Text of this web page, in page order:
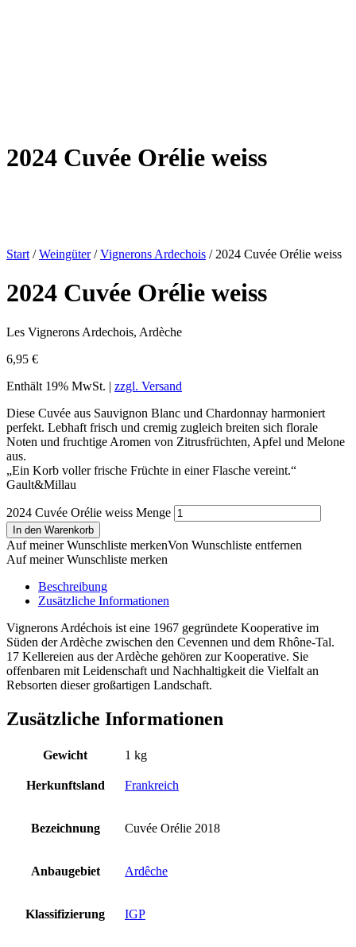
2024 Cuvée Orélie weiss
Start /Weingüter/Vignerons Ardechois / 2024 Cuvée Orélie weiss
2024 Cuvée Orélie weiss
Les Vignerons Ardechois, Ardèche
6,95 €
Enthält 19% MwSt. | zzgl. Versand
Diese Cuvée aus Sauvignon Blanc und Chardonnay harmoniert
perfekt. Lebhaft frisch und cremig zugleich breiten sich florale
Noten und fruchtige Aromen von Zitrusfrüchten, Apfel und Melone
aus.
„Ein Korb voller frische Früchte in einer Flasche vereint.“
Gault&Millau
2024 Cuvée Orélie weiss Menge
In den Warenkorb
Auf meiner Wunschliste merkenVon Wunschliste entfernen
Auf meiner Wunschliste merken
Beschreibung
Zusätzliche Informationen
Vignerons Ardéchois ist eine 1967 gegründete Kooperative im
Süden der Ardèche zwischen den Cevennen und dem Rhône-Tal.
17 Kellereien aus der Ardèche gehören zur Kooperative. Sie
offenbaren mit Leidenschaft und Nachhaltigkeit die Vielfalt an
Rebsorten dieser großartigen Landschaft.
Zusätzliche Informationen
Gewicht 1 kg
Herkunftsland Frankreich
Bezeichnung Cuvée Orélie 2018
Anbaugebiet Ardêche
Klassifizierung IGP